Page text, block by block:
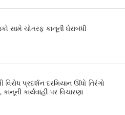
સામે ચોતરફ કાનૂની ઘેરાબંધી
પ્રદર્શન દરમિયાન ઊંધો તિરંગો
કાનૂની કાર્યવાહી પર વિચારણા